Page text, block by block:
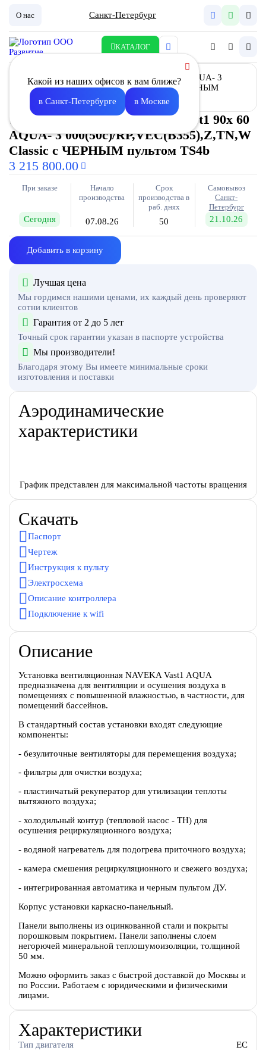
О нас Санкт-Петербург
КАТАЛОГ
Какой из наших офисов к вам ближе?
в Санкт-Петербурге в Москве
Установка вентиляционная Vast1 90х 60
AQUA- 3 000(50с)/RP,VEC(B355),Z,TN,W
Classic с ЧЕРНЫМ пультом TS4b
3 215 800.00
При заказе
Сегодня
Начало
производства
07.08.26
Срок
производства в
раб. днях
50
Самовывоз
Санкт-
Петербург
21.10.26
Добавить в корзину
Лучшая цена
Мы гордимся нашими ценами, их каждый день проверяют
сотни клиентов
Гарантия от 2 до 5 лет
Точный срок гарантии указан в паспорте устройства
Мы производители!
Благодаря этому Вы имеете минимальные сроки
изготовления и поставки
Аэродинамические
характеристики
График представлен для максимальной частоты вращения
Скачать
Паспорт
Чертеж
Инструкция к пульту
Электросхема
Описание контроллера
Подключение к wifi
Описание
Установка вентиляционная NAVEKA Vast1 AQUA
предназначена для вентиляции и осушения воздуха в
помещениях с повышенной влажностью, в частности, для
помещений бассейнов.
В стандартный состав установки входят следующие
компоненты:
- безулиточные вентиляторы для перемещения воздуха;
- фильтры для очистки воздуха;
- пластинчатый рекуператор для утилизации теплоты
вытяжного воздуха;
- холодильный контур (тепловой насос - ТН) для
осушения рециркуляционного воздуха;
- водяной нагреватель для подогрева приточного воздуха;
- камера смешения рециркуляционного и свежего воздуха;
- интегрированная автоматика и черным пультом ДУ.
Корпус установки каркасно-панельный.
Панели выполнены из оцинкованной стали и покрыты
порошковым покрытием. Панели заполнены слоем
негорючей минеральной теплошумоизоляции, толщиной
50 мм.
Можно оформить заказ с быстрой доставкой до Москвы и
по России. Работаем с юридическими и физическими
лицами.
Характеристики
Тип двигателя EC